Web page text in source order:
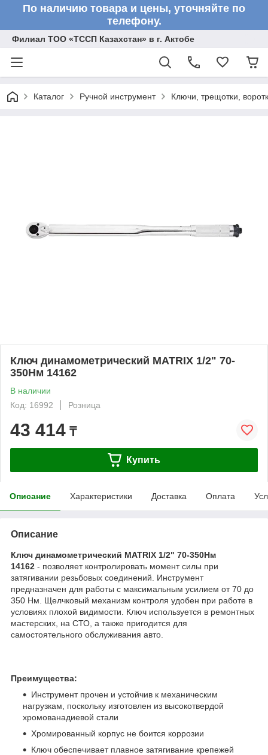
По наличию товара и цены, уточняйте по
телефону.
Филиал ТОО «ТССП Казахстан» в г. Актобе
Каталог Ручной инструмент Ключи, трещотки,
Ключ динамометрический MATRIX 1/2" 70-
350Нм 14162
В наличии
Код: 16992
Розница
43 414 ₸
Купить
Описание Характеристики Доставка Оплата
Описание
Ключ динамометрический MATRIX 1/2" 70-350Нм
14162 - позволяет контролировать момент силы при
затягивании резьбовых соединений. Инструмент
предназначен для работы с максимальным усилием от 70 до
350 Нм. Щелчковый механизм контроля удобен при работе в
условиях плохой видимости. Ключ используется в ремонтных
мастерских, на СТО, а также пригодится для
самостоятельного обслуживания авто.
Преимущества:​
Инструмент прочен и устойчив к механическим
нагрузкам, поскольку изготовлен из высокотвердой
хромованадиевой стали
Хромированный корпус не боится коррозии
Ключ обеспечивает плавное затягивание крепежей